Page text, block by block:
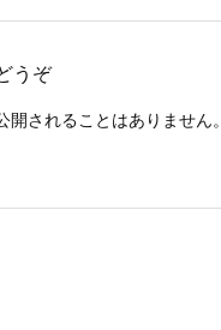
うぞ
開されることはありません。